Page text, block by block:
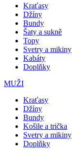
Kraťasy
Džíny
Bundy
Šaty a sukně
Topy
Svetry a mikiny
Kabáty
Doplňky
MUŽI
Kraťasy
Džíny
Bundy
Košile a trička
Svetry a mikiny
Doplňky